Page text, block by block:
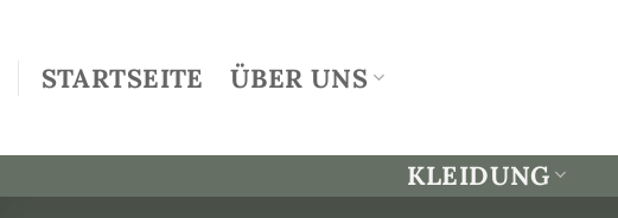
Inhalt
springen
STARTSEITE ÜBER UNS
KLEIDUNG